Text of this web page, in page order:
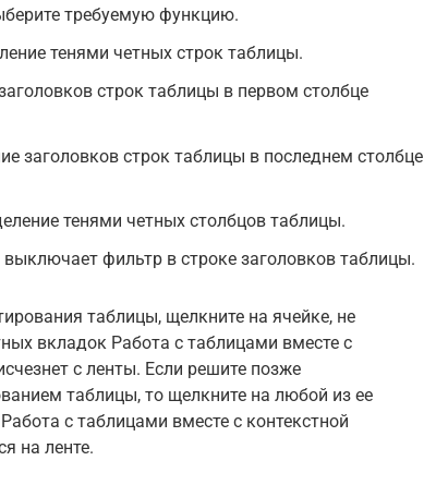
требуемую функцию.
тенями четных строк таблицы.
строк таблицы в первом столбце
заголовков строк таблицы в последнем столбце
тенями четных столбцов таблицы.
фильтр в строке заголовков таблицы.
таблицы, щелкните на ячейке, не
вкладок Работа с таблицами вместе с
с ленты. Если решите позже
таблицы, то щелкните на любой из ее
с таблицами вместе с контекстной
на ленте.